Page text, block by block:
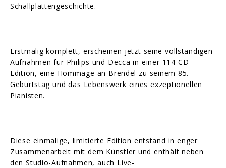
Schallplattengeschichte.
Erstmalig komplett, erscheinen jetzt seine vollständigen
Aufnahmen für Philips und Decca in einer 114 CD-
Edition, eine Hommage an Brendel zu seinem 85.
Geburtstag und das Lebenswerk eines exzeptionellen
Pianisten.
Diese einmalige, limitierte Edition entstand in enger
Zusammenarbeit mit dem Künstler und enthält neben
den Studio-Aufnahmen, auch Live-